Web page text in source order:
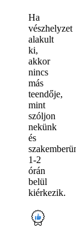
Ha
vészhelyzet
alakult
ki,
akkor
nincs
más
teendője,
mint
szóljon
nekünk
és
1-2
órán
belül
kiérkezik.